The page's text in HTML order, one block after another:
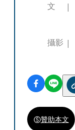
文
攝影
贊助本文